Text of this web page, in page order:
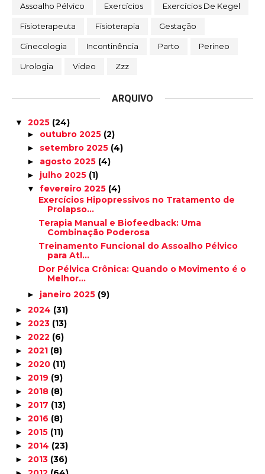
Assoalho Pélvico Exercícios Exercícios De Kegel
Fisioterapeuta Fisioterapia Gestação
Ginecologia Incontinência Parto Perineo
Urologia Video Zzz
ARQUIVO
▼ 2025 (24)
► outubro 2025 (2)
► setembro 2025 (4)
► agosto 2025 (4)
► julho 2025 (1)
▼ fevereiro 2025 (4)
Exercícios Hipopressivos no Tratamento de
Prolapso...
Terapia Manual e Biofeedback: Uma
Combinação Poderosa
Treinamento Funcional do Assoalho Pélvico
para Atl...
Dor Pélvica Crônica: Quando o Movimento é o
Melhor...
► janeiro 2025 (9)
► 2024 (31)
► 2023 (13)
► 2022 (6)
► 2021 (8)
► 2020 (11)
► 2019 (9)
► 2018 (8)
► 2017 (13)
► 2016 (8)
► 2015 (11)
► 2014 (23)
► 2013 (36)